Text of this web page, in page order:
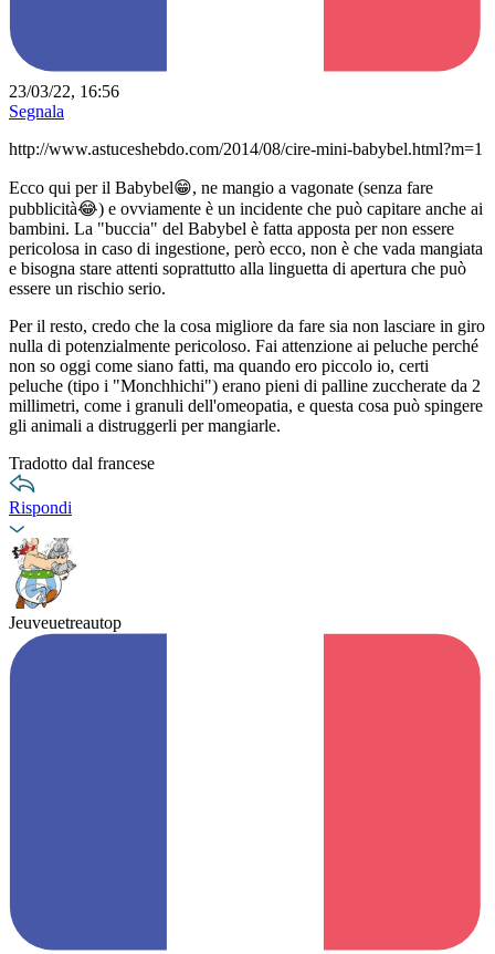
23/03/22, 16:56
Segnala
http://www.astuceshebdo.com/2014/08/cire-mini-babybel.html?m=1
Ecco qui per il Babybel😁, ne mangio a vagonate (senza fare
pubblicità😂) e ovviamente è un incidente che può capitare anche ai
bambini. La "buccia" del Babybel è fatta apposta per non essere
pericolosa in caso di ingestione, però ecco, non è che vada mangiata
e bisogna stare attenti soprattutto alla linguetta di apertura che può
essere un rischio serio.
Per il resto, credo che la cosa migliore da fare sia non lasciare in giro
nulla di potenzialmente pericoloso. Fai attenzione ai peluche perché
non so oggi come siano fatti, ma quando ero piccolo io, certi
peluche (tipo i "Monchhichi") erano pieni di palline zuccherate da 2
millimetri, come i granuli dell'omeopatia, e questa cosa può spingere
gli animali a distruggerli per mangiarle.
Tradotto dal francese
Rispondi
Jeuveuetreautop